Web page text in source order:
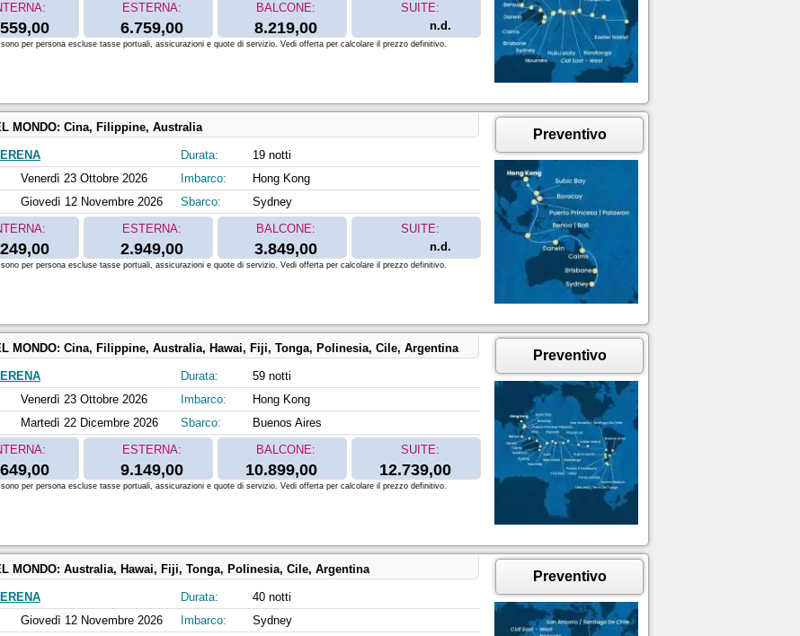
ESTERNA:
6.759,00
BALCONE:
8.219,00
SUITE:
n.d.
per persona escluse tasse portuali, assicurazioni e quote di servizio. Vedi offerta per calcolare il prezzo definitivo.
MONDO: Cina, Filippine, Australia
Venerdì 23 Ottobre 2026
Giovedì 12 Novembre 2026
Durata:
19 notti
Imbarco:
Hong Kong
Sbarco:
Sydney
ESTERNA:
2.949,00
BALCONE:
3.849,00
SUITE:
n.d.
Preventivo
per persona escluse tasse portuali, assicurazioni e quote di servizio. Vedi offerta per calcolare il prezzo definitivo.
MONDO: Cina, Filippine, Australia, Hawai, Fiji, Tonga, Polinesia, Cile, Argentina
Venerdì 23 Ottobre 2026
Martedì 22 Dicembre 2026
Durata:
59 notti
Imbarco:
Hong Kong
Sbarco:
Buenos Aires
ESTERNA:
9.149,00
BALCONE:
10.899,00
SUITE:
12.739,00
Preventivo
per persona escluse tasse portuali, assicurazioni e quote di servizio. Vedi offerta per calcolare il prezzo definitivo.
MONDO: Australia, Hawai, Fiji, Tonga, Polinesia, Cile, Argentina
Giovedì 12 Novembre 2026
Durata:
40 notti
Imbarco:
Sydney
Preventivo